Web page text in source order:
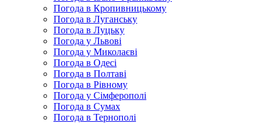
Погода в Кропивницькому
Погода в Луганську
Погода в Луцьку
Погода у Львові
Погода у Миколаєві
Погода в Одесі
Погода в Полтаві
Погода в Рівному
Погода у Сімферополі
Погода в Сумах
Погода в Тернополі